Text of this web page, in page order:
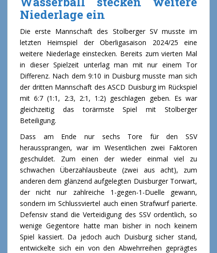
Niederlage ein
Die erste Mannschaft des Stolberger SV musste im
letzten Heimspiel der Oberligasaison 2024/25 eine
weitere Niederlage einstecken. Bereits zum vierten Mal
in dieser Spielzeit unterlag man mit nur einem Tor
Differenz. Nach dem 9:10 in Duisburg musste man sich
der dritten Mannschaft des ASCD Duisburg im Rückspiel
mit 6:7 (1:1, 2:3, 2:1, 1:2) geschlagen geben. Es war
gleichzeitig das torärmste Spiel mit Stolberger
Beteiligung.
Dass am Ende nur sechs Tore für den SSV
heraussprangen, war im Wesentlichen zwei Faktoren
geschuldet. Zum einen der wieder einmal viel zu
schwachen Überzahlausbeute (zwei aus acht), zum
anderen dem glänzend aufgelegten Duisburger Torwart,
der nicht nur zahlreiche 1-gegen-1-Duelle gewann,
sondern im Schlussviertel auch einen Strafwurf parierte.
Defensiv stand die Verteidigung des SSV ordentlich, so
wenige Gegentore hatte man bisher in noch keinem
Spiel kassiert. Da jedoch auch Duisburg sicher stand,
entwickelte sich ein von den Abwehrreihen geprägtes